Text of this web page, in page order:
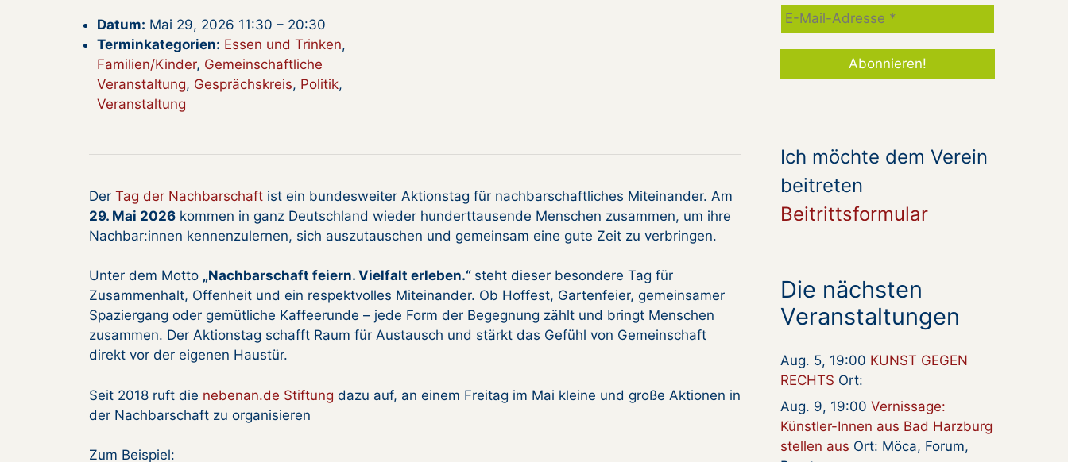
Datum: Mai 29, 2026 11:30 – 20:30
Terminkategorien: Essen und Trinken,
Familien/Kinder, Gemeinschaftliche
Veranstaltung, Gesprächskreis, Politik,
Veranstaltung
Der Tag der Nachbarschaft ist ein bundesweiter Aktionstag für nachbarschaftliches Miteinander. Am
29. Mai 2026 kommen in ganz Deutschland wieder hunderttausende Menschen zusammen, um ihre
Nachbar:innen kennenzulernen, sich auszutauschen und gemeinsam eine gute Zeit zu verbringen.
Unter dem Motto „Nachbarschaft feiern. Vielfalt erleben.“ steht dieser besondere Tag für
Zusammenhalt, Offenheit und ein respektvolles Miteinander. Ob Hoffest, Gartenfeier, gemeinsamer
Spaziergang oder gemütliche Kaffeerunde – jede Form der Begegnung zählt und bringt Menschen
zusammen. Der Aktionstag schafft Raum für Austausch und stärkt das Gefühl von Gemeinschaft
direkt vor der eigenen Haustür.
Seit 2018 ruft die nebenan.de Stiftung dazu auf, an einem Freitag im Mai kleine und große Aktionen in
der Nachbarschaft zu organisieren
Zum Beispiel:
Ich möchte dem Verein
beitreten
Beitrittsformular
Die nächsten
Veranstaltungen
Aug. 5, 19:00 KUNST GEGEN
RECHTS Ort:
Aug. 9, 19:00 Vernissage:
Künstler-Innen aus Bad Harzburg
stellen aus Ort: Möca, Forum,